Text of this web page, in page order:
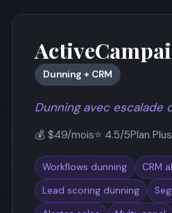
Dunning + CRM
Dunning avec escalade
💰 $49/mois⭐ 4.5/5Plan
Workflows dunning
CRM
Lead scoring dunning